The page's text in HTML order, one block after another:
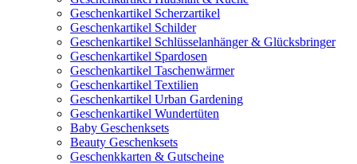
Geschenkartikel Scherzartikel
Geschenkartikel Schilder
Geschenkartikel Schlüsselanhänger & Glücksbringer
Geschenkartikel Spardosen
Geschenkartikel Taschenwärmer
Geschenkartikel Textilien
Geschenkartikel Urban Gardening
Geschenkartikel Wundertüten
Baby Geschenksets
Beauty Geschenksets
Geschenkkarten & Gutscheine